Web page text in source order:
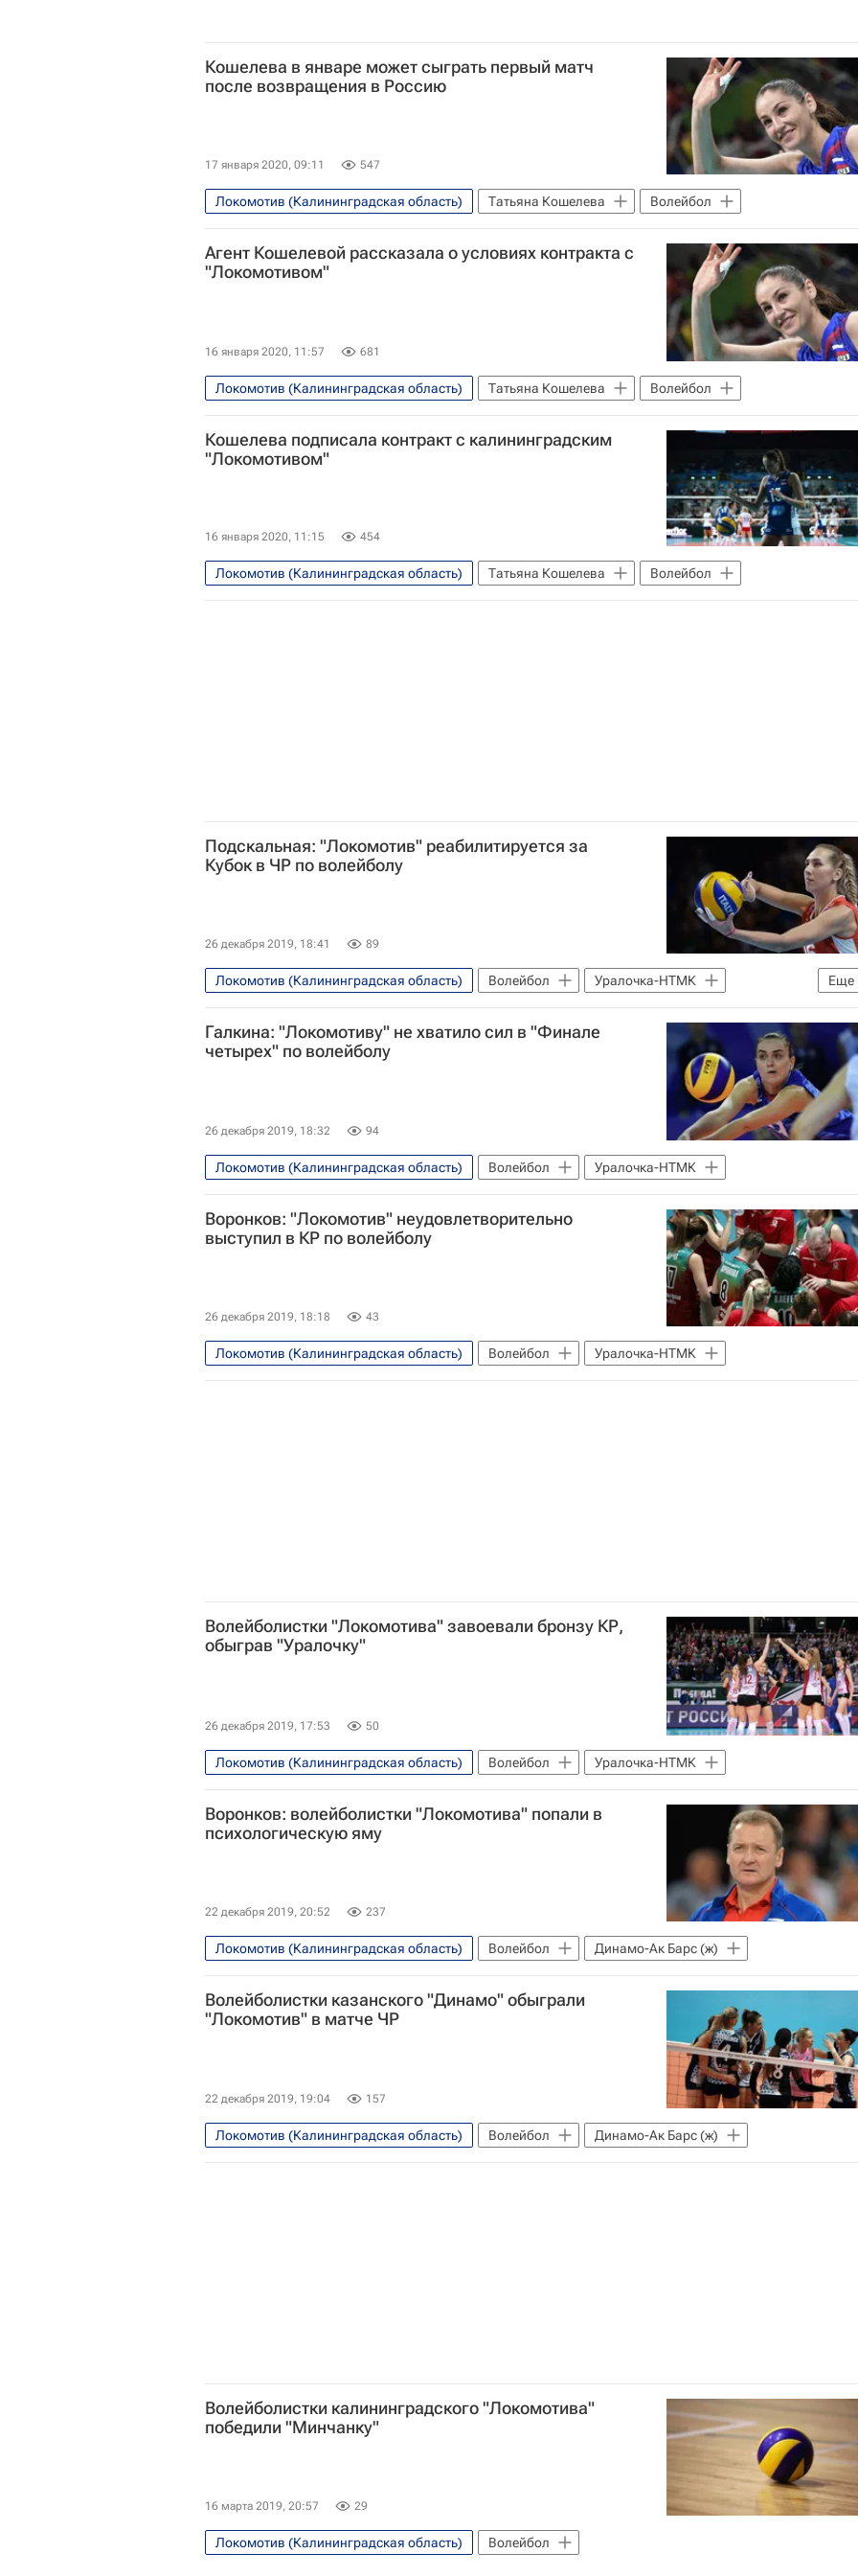
Кошелева в январе может сыграть первый матч
после возвращения в Россию
17 января 2020, 09:11 547
Локомотив (Калининградская область) Татьяна Кошелева Волейбол
Агент Кошелевой рассказала о условиях контракта с
"Локомотивом"
16 января 2020, 11:57 681
Локомотив (Калининградская область) Татьяна Кошелева Волейбол
Кошелева подписала контракт с калининградским
"Локомотивом"
16 января 2020, 11:15 454
Локомотив (Калининградская область) Татьяна Кошелева Волейбол
Подскальная: "Локомотив" реабилитируется за
Кубок в ЧР по волейболу
26 декабря 2019, 18:41 89
Еще
Локомотив (Калининградская область) Волейбол
Уралочка-НТМК
Юлия Подскальная
Галкина: "Локомотиву" не хватило сил в "Финале
четырех" по волейболу
26 декабря 2019, 18:32 94
Локомотив (Калининградская область) Волейбол Уралочка-НТМК
Воронков: "Локомотив" неудовлетворительно
выступил в КР по волейболу
26 декабря 2019, 18:18 43
Локомотив (Калининградская область) Волейбол Уралочка-НТМК
Волейболистки "Локомотива" завоевали бронзу КР,
обыграв "Уралочку"
26 декабря 2019, 17:53 50
Локомотив (Калининградская область) Волейбол Уралочка-НТМК
Воронков: волейболистки "Локомотива" попали в
психологическую яму
22 декабря 2019, 20:52 237
Локомотив (Калининградская область) Волейбол Динамо-Ак Барс (ж)
Волейболистки казанского "Динамо" обыграли
"Локомотив" в матче ЧР
22 декабря 2019, 19:04 157
Локомотив (Калининградская область) Волейбол Динамо-Ак Барс (ж)
Волейболистки калининградского "Локомотива"
победили "Минчанку"
16 марта 2019, 20:57 29
Локомотив (Калининградская область) Волейбол